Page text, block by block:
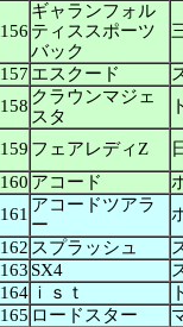
156
ギャランフォル
ティススポーツ
バック
157 エスクード
158 クラウンマジェ
スタ
159 フェアレディZ
160 アコード
161 アコードツアラ
ー
162 スプラッシュ
163 SX4
164 ｉｓｔ
165 ロードスター